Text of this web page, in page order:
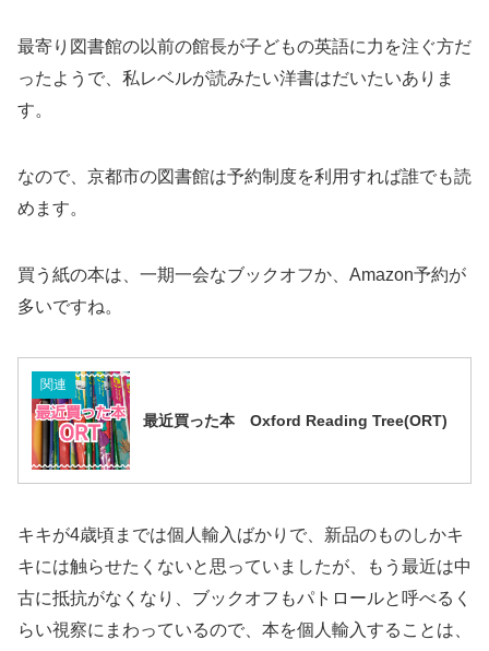
最寄り図書館の以前の館長が子どもの英語に力を注ぐ方だ
ったようで、私レベルが読みたい洋書はだいたいありま
す。
なので、京都市の図書館は予約制度を利用すれば誰でも読
めます。
買う紙の本は、一期一会なブックオフか、Amazon予約が
多いですね。
関連
最近買った本 Oxford Reading Tree(ORT)
キキが4歳頃までは個人輸入ばかりで、新品のものしかキ
キには触らせたくないと思っていましたが、もう最近は中
古に抵抗がなくなり、ブックオフもパトロールと呼べるく
らい視察にまわっているので、本を個人輸入することは、